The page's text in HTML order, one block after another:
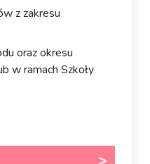
z zakresu
oraz okresu
w ramach Szkoły